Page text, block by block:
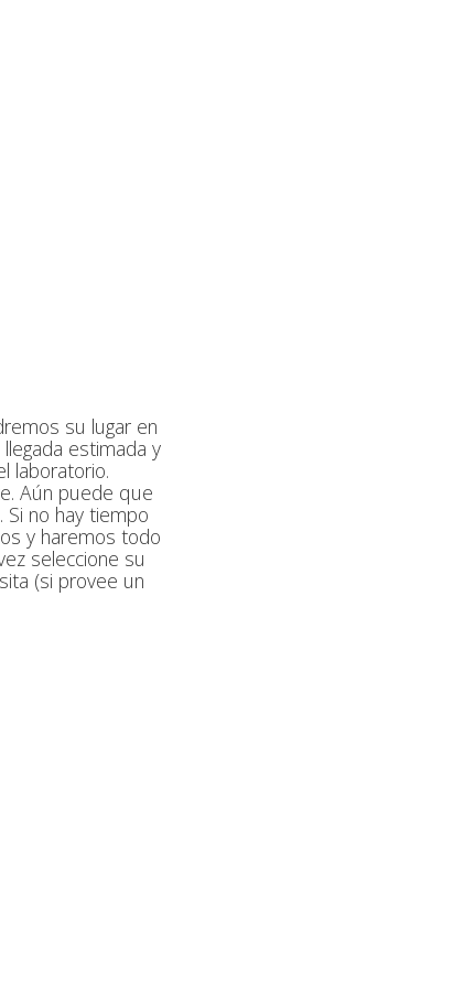
su lugar en
estimada y
laboratorio.
Aún puede que
no hay tiempo
y haremos todo
seleccione su
(si provee un